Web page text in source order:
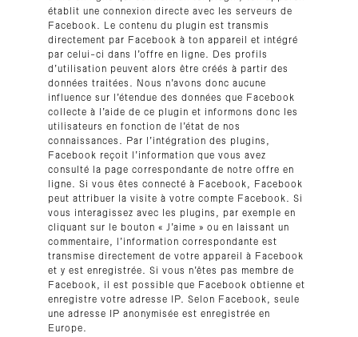
établit une connexion directe avec les serveurs de
Facebook. Le contenu du plugin est transmis
directement par Facebook à ton appareil et intégré
par celui-ci dans l’offre en ligne. Des profils
d’utilisation peuvent alors être créés à partir des
données traitées. Nous n’avons donc aucune
influence sur l’étendue des données que Facebook
collecte à l’aide de ce plugin et informons donc les
utilisateurs en fonction de l’état de nos
connaissances. Par l’intégration des plugins,
Facebook reçoit l’information que vous avez
consulté la page correspondante de notre offre en
ligne. Si vous êtes connecté à Facebook, Facebook
peut attribuer la visite à votre compte Facebook. Si
vous interagissez avec les plugins, par exemple en
cliquant sur le bouton « J’aime » ou en laissant un
commentaire, l’information correspondante est
transmise directement de votre appareil à Facebook
et y est enregistrée. Si vous n’êtes pas membre de
Facebook, il est possible que Facebook obtienne et
enregistre votre adresse IP. Selon Facebook, seule
une adresse IP anonymisée est enregistrée en
Europe.